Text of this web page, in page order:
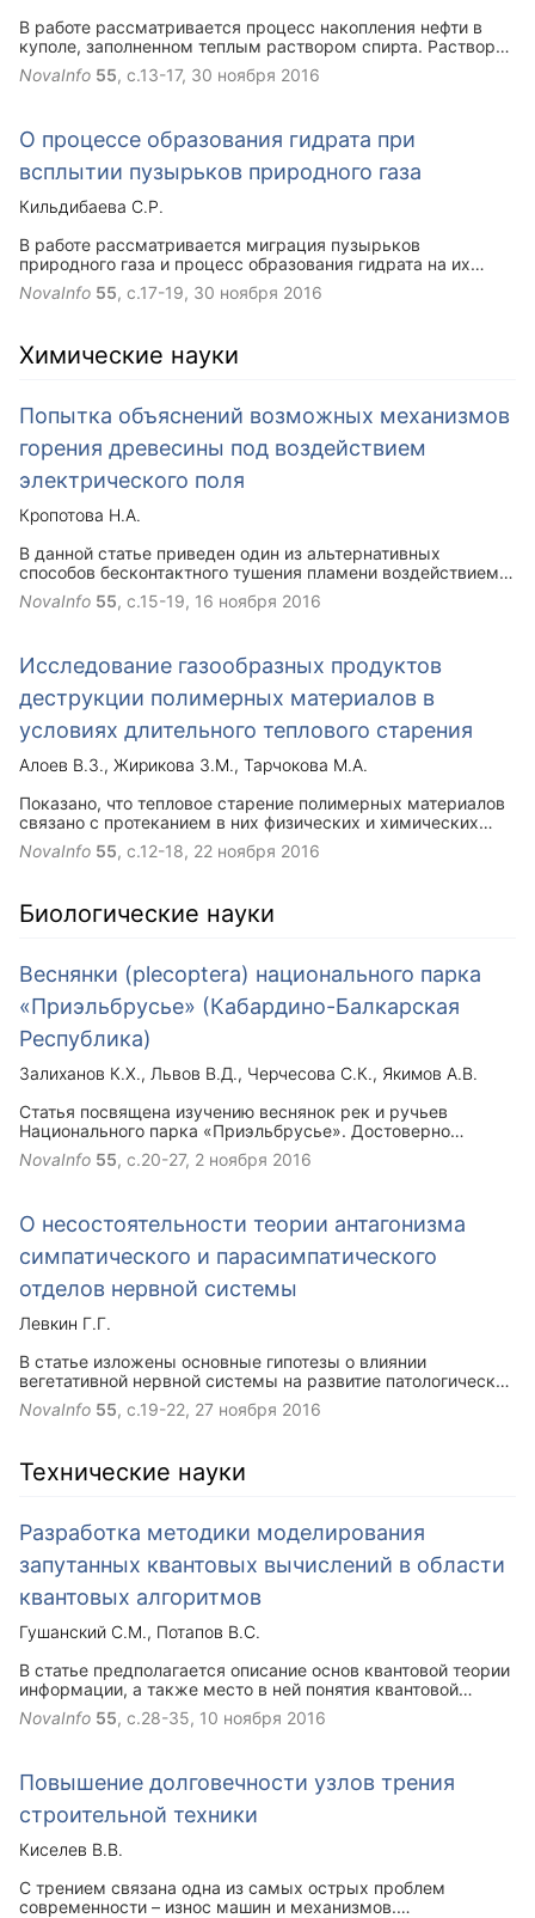
В работе рассматривается процесс накопления нефти в
куполе, заполненном теплым раствором спирта. Раствор
предотвращает накопление гидрата, который может
помешать процессу установки и стабильной работы
NovaInfo 55, с.13-17, 30 ноября 2016
О процессе образования гидрата при
всплытии пузырьков природного газа
Кильдибаева С.Р.
В работе рассматривается миграция пузырьков
природного газа и процесс образования гидрата на их
поверхности. Описаны два подхода для описания
гидратообразования.
NovaInfo 55, с.17-19, 30 ноября 2016
Химические науки
Попытка объяснений возможных механизмов
горения древесины под воздействием
электрического поля
Кропотова Н.А.
В данной статье приведен один из альтернативных
способов бесконтактного тушения пламени воздействием
электрического поля. Предлагается один из
разработанных и внедренных в практику способов
NovaInfo 55, с.15-19, 16 ноября 2016
Исследование газообразных продуктов
деструкции полимерных материалов в
условиях длительного теплового старения
Алоев В.З. Жирикова З.М. Тарчокова М.А.
Показано, что тепловое старение полимерных материалов
связано с протеканием в них физических и химических
процессов. На начальных стадиях теплового старения
преобладают физические процессы, а на по-следующих –
NovaInfo 55, с.12-18, 22 ноября 2016
Биологические науки
Веснянки (plecoptera) национального парка
«Приэльбрусье» (Кабардино-Балкарская
Республика)
Залиханов К.Х. Львов В.Д. Черчесова С.К.
Якимов А.В.
Статья посвящена изучению веснянок рек и ручьев
Национального парка «Приэльбрусье». Достоверно
установлено обитание 11 видов веснянок относящихся к 10
родам и 7 семействам.
NovaInfo 55, с.20-27, 2 ноября 2016
О несостоятельности теории антагонизма
симпатического и парасимпатического
отделов нервной системы
Левкин Г.Г.
В статье изложены основные гипотезы о влиянии
вегетативной нервной системы на развитие патологических
состояний человека, проведены параллели между
причинами развития болезней и межполушарной
NovaInfo 55, с.19-22, 27 ноября 2016
Технические науки
Разработка методики моделирования
запутанных квантовых вычислений в области
квантовых алгоритмов
Гушанский С.М.
Потапов В.С.
В статье предполагается описание основ квантовой теории
информации, а также место в ней понятия квантовой
запутанности. Разработана методика моделирования
запутанных квантовых вычислений в области квантовых
квантового компьютинга, а также исследованием влияния
уровня запутанности на работу квантовых алгоритмов.
NovaInfo 55, с.28-35, 10 ноября 2016
Повышение долговечности узлов трения
строительной техники
Киселев В.В.
С трением связана одна из самых острых проблем
современности – износ машин и механизмов.